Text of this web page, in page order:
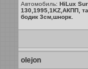
Автомобиль: HiLux
130,1995,1KZ,АКПП,
бодик 3см,шнорк.
olejon